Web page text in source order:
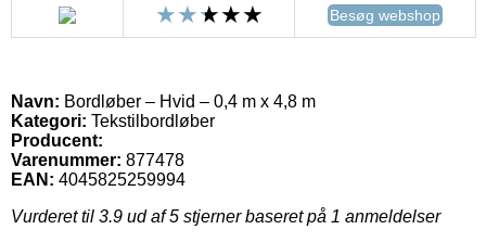
Besøg webshop
Navn: Bordløber – Hvid – 0,4 m x 4,8 m
Kategori: Tekstilbordløber
Producent:
Varenummer: 877478
EAN: 4045825259994
Vurderet til 3.9 ud af 5 stjerner baseret på 1 anmeldelser